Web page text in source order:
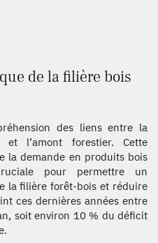
de la filière bois
des liens entre la
l’amont forestier. Cette
la demande en produits bois
pour permettre un
la filière forêt-bois et réduire
ces dernières années entre
soit environ 10 % du déficit